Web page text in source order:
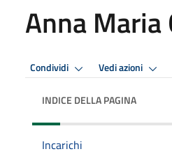
Anna Maria
Condividi Vedi azioni
INDICE DELLA PAGINA
Incarichi